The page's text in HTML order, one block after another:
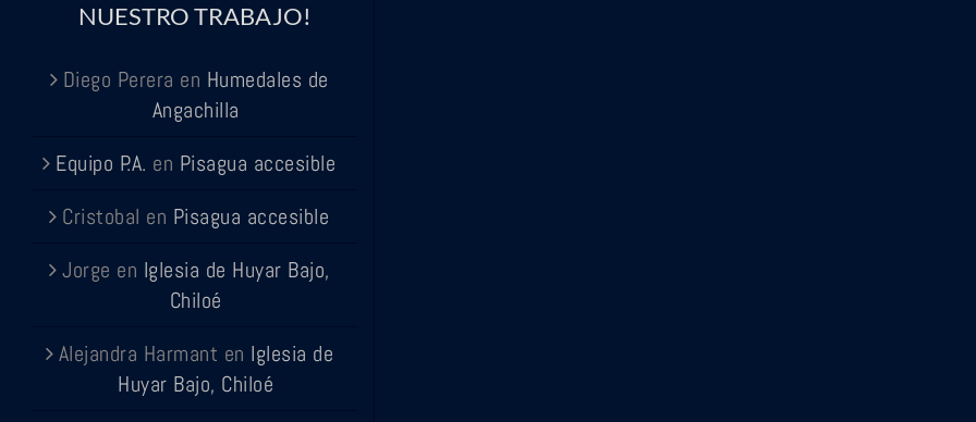
NUESTRO TRABAJO!
Diego Perera en Humedales de
Angachilla
Equipo P.A. en Pisagua accesible
Cristobal en Pisagua accesible
Jorge en Iglesia de Huyar Bajo,
Chiloé
Alejandra Harmant en Iglesia de
Huyar Bajo, Chiloé